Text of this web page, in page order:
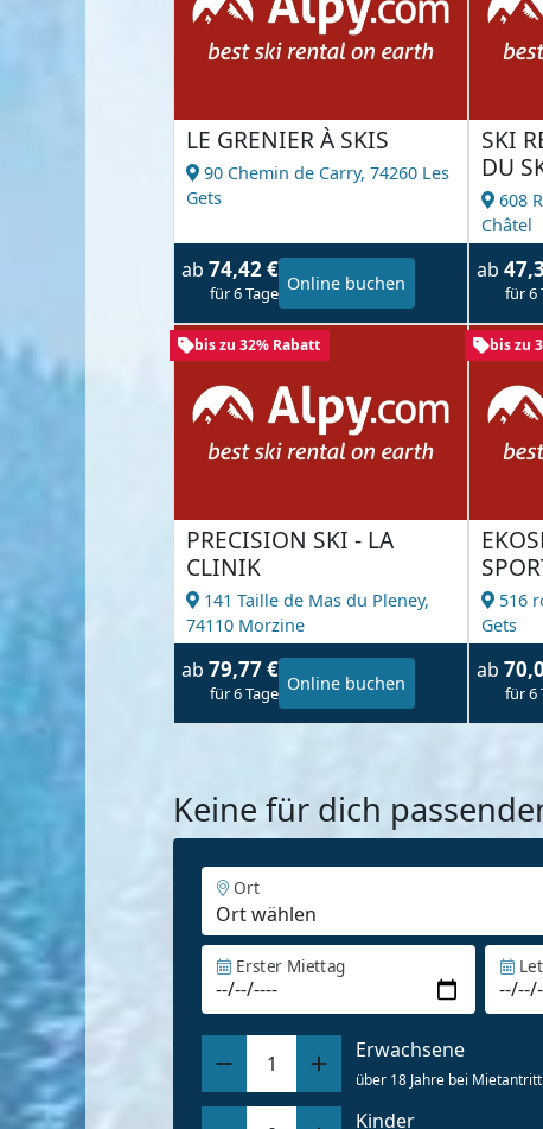
LE GRENIER À SKIS
90 Chemin de Carry, 74260 Les
Gets
ab 74,42 €
für 6 Tage Online buchen
SKI
DU
608
Châtel
ab
für 6
bis zu 32% Rabatt
PRECISION SKI - LA
CLINIK
141 Taille de Mas du Pleney,
74110 Morzine
ab 79,77 €
für 6 Tage Online buchen
bis zu
516
Gets
ab
für 6
Keine für dich
Ort
Erster Miettag
1
Erwachsene
über 18 Jahre bei Mietantritt
Kinder